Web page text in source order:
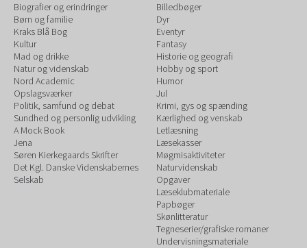
Biografier og erindringer
Børn og familie
Kraks Blå Bog
Kultur
Mad og drikke
Natur og videnskab
Nord Academic
Opslagsværker
Politik, samfund og debat
Sundhed og personlig udvikling
A Mock Book
Jena
Søren Kierkegaards Skrifter
Det Kgl. Danske Videnskabernes
Selskab
Billedbøger
Dyr
Eventyr
Fantasy
Historie og geografi
Hobby og sport
Humor
Jul
Krimi, gys og spænding
Kærlighed og venskab
Letlæsning
Læsekasser
Møgmisaktiviteter
Naturvidenskab
Opgaver
Læseklubmateriale
Papbøger
Skønlitteratur
Tegneserier/grafiske romaner
Undervisningsmateriale